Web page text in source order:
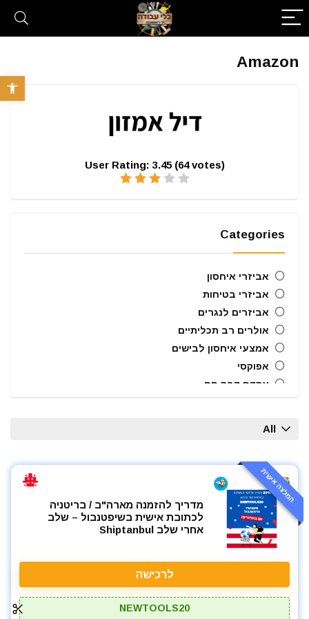
פתח
Amazon
User Rating: 3.45 (64votes)
Categories
אביזרי איחסון
אביזרי בטיחות
אביזרים לנגרים
אולרים רב תכליתיים
אמצעי איחסון לבישים
אפוקסי
אקדח דבק חם
אקדח מרק (נקניקים) ידני
אקדח ניטים
אקדח סיכות ידני
אקדח סיליקון חשמלי
אקדח סיליקון ידני
אקדחי חום
אקדחי סיליקון ונקניקים
All
המלצה אישית
מדריך להזמנה מארה"ב / בריטניה
לכתובת אישית בשיפטנבול – שלב
אחרי שלב Shiptanbul
לרכישה
NEWTOOLS20